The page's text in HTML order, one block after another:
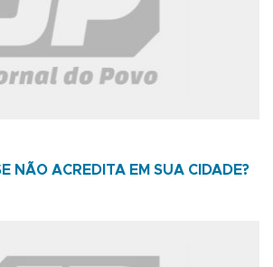
NÃO ACREDITA EM SUA CIDADE?